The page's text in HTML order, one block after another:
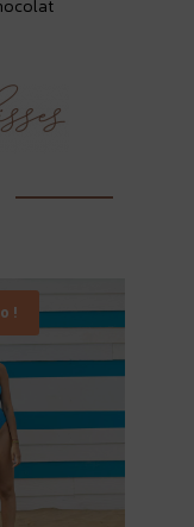
!